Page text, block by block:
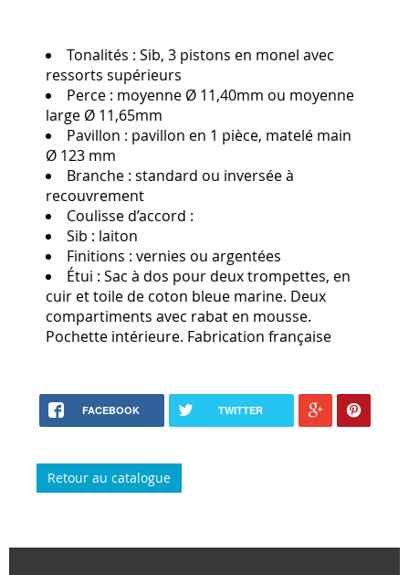
Tonalités : Sib, 3 pistons en monel avec
ressorts supérieurs
Perce : moyenne Ø 11,40mm ou moyenne
large Ø 11,65mm
Pavillon : pavillon en 1 pièce, matelé main
Ø 123 mm
Branche : standard ou inversée à
recouvrement
Coulisse d’accord :
Sib : laiton
Finitions : vernies ou argentées
Étui : Sac à dos pour deux trompettes, en
cuir et toile de coton bleue marine. Deux
compartiments avec rabat en mousse.
Pochette intérieure. Fabrication française
FACEBOOK TWITTER
Retour au catalogue